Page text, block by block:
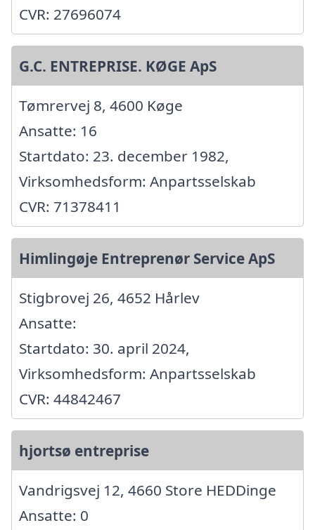
CVR: 27696074
G.C. ENTREPRISE. KØGE ApS
Tømrervej 8, 4600 Køge
Ansatte: 16
Startdato: 23. december 1982,
Virksomhedsform: Anpartsselskab
CVR: 71378411
Himlingøje Entreprenør Service ApS
Stigbrovej 26, 4652 Hårlev
Ansatte:
Startdato: 30. april 2024,
Virksomhedsform: Anpartsselskab
CVR: 44842467
hjortsø entreprise
Vandrigsvej 12, 4660 Store HEDDinge
Ansatte: 0